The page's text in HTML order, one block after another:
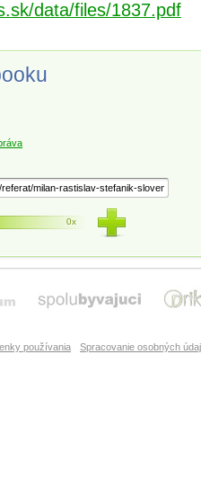
data/files/1837.pdf
0x
používania Spracovanie osobných